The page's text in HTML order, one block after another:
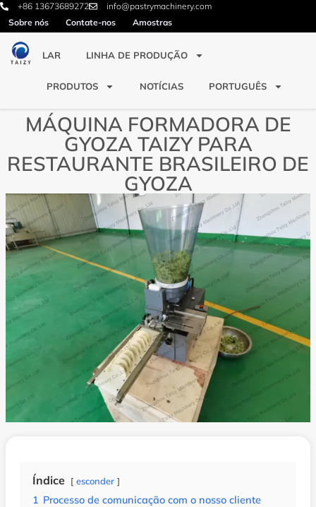
+86 13673689272
info@pastrymachinery.com
Sobre nós
Contate-nos Amostras
LAR LINHA DE PRODUÇÃO
PRODUTOS NOTÍCIAS PORTUGUÊS
MÁQUINA FORMADORA DE
GYOZA TAIZY PARA
RESTAURANTE BRASILEIRO DE
GYOZA
Índice esconder
1 Processo de comunicação com o nosso cliente